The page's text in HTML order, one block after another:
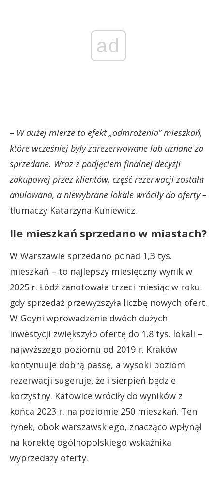
ad
– W dużej mierze to efekt „odmrożenia” mieszkań,
które wcześniej były zarezerwowane lub uznane za
sprzedane. Wraz z podjęciem finalnej decyzji
zakupowej przez klientów, część rezerwacji została
anulowana, a niewybrane lokale wróciły do oferty –
tłumaczy Katarzyna Kuniewicz.
Ile mieszkań sprzedano w miastach?
W Warszawie sprzedano ponad 1,3 tys.
mieszkań – to najlepszy miesięczny wynik w
2025 r. Łódź zanotowała trzeci miesiąc w roku,
gdy sprzedaż przewyższyła liczbę nowych ofert.
W Gdyni wprowadzenie dwóch dużych
inwestycji zwiększyło ofertę do 1,8 tys. lokali –
najwyższego poziomu od 2019 r. Kraków
kontynuuje dobrą passę, a wysoki poziom
rezerwacji sugeruje, że i sierpień będzie
korzystny. Katowice wróciły do wyników z
końca 2023 r. na poziomie 250 mieszkań. Ten
rynek, obok warszawskiego, znacząco wpłynął
na korektę ogólnopolskiego wskaźnika
wyprzedaży oferty.